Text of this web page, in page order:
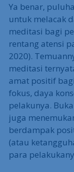
Ya benar,
untuk melacak
meditasi bagi
rentang atensi
2020).
meditasi
amat positif
fokus, daya
pelakunya.
juga
berdampak
(atau
para